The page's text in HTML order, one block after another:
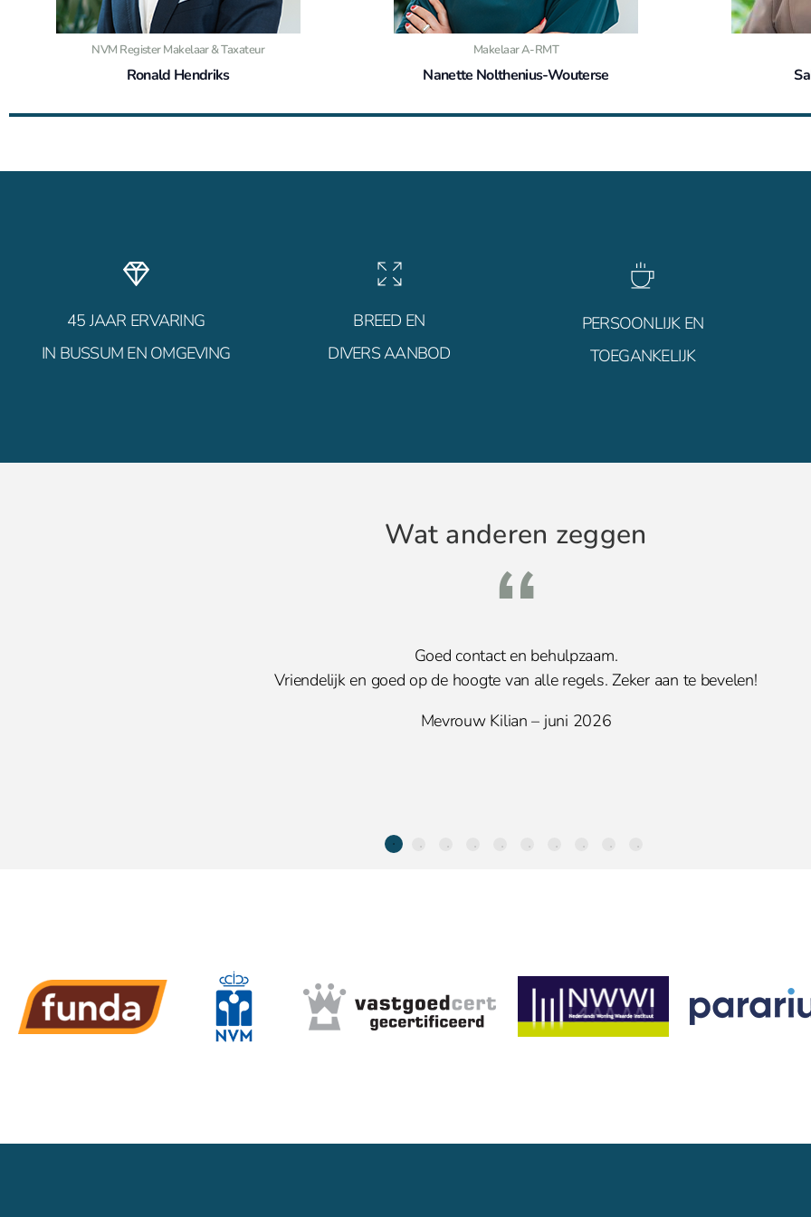
NVM Register Makelaar & Taxateur
Ronald Hendriks
Makelaar A-RMT
Nanette Nolthenius-Wouterse
45 JAAR ERVARING
IN BUSSUM EN OMGEVING
BREED EN
DIVERS AANBOD
PERSOONLIJK EN
TOEGANKELIJK
Wat anderen zeggen
Goed contact en behulpzaam.
Vriendelijk en goed op de hoogte van alle regels. Zeker aan te bevelen!
Mevrouw Kilian – juni 2026